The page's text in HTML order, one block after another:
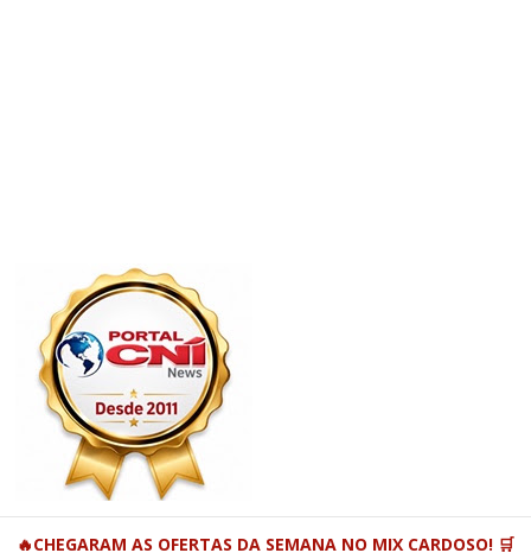
🔥CHEGARAM AS OFERTAS DA SEMANA NO MIX CARDOSO! 🛒